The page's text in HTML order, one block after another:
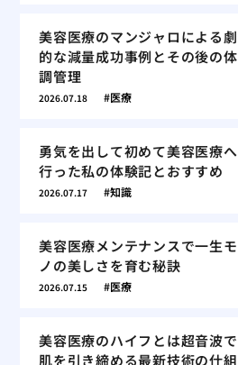
美容医療のマンジャロによる劇
的な減量成功事例とその後の体
調管理
2026.07.18 医療
勇気を出して初めて美容医療へ
行った私の体験記とおすすめ
2026.07.17 知識
美容医療メンテナンスで一生モ
ノの美しさを育む秘訣
2026.07.15 医療
美容医療のハイフとは超音波で
肌を引き締める最新技術の仕組